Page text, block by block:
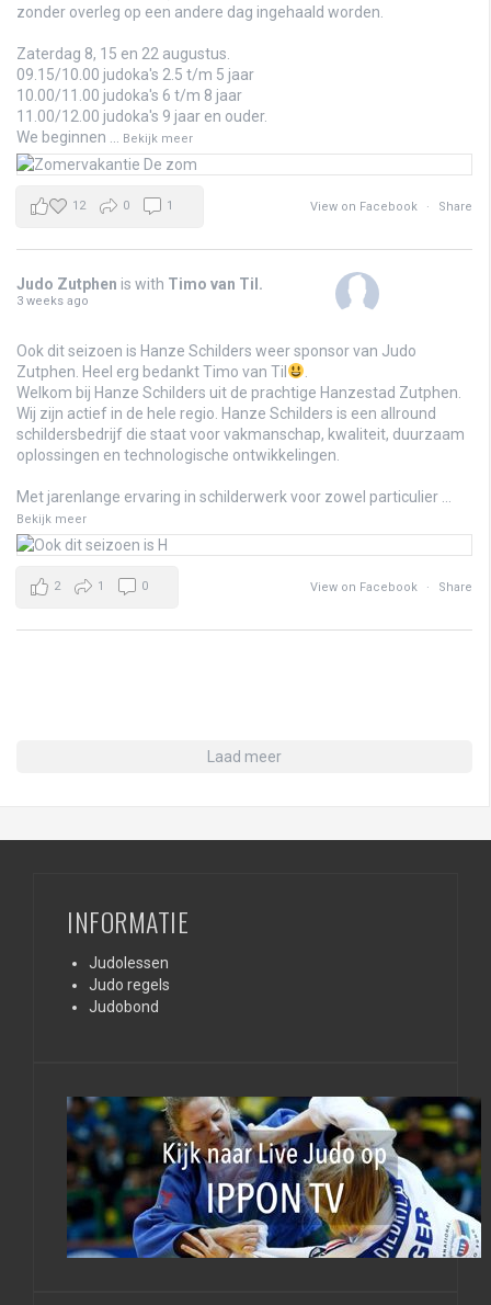
zonder overleg op een andere dag ingehaald worden.
Zaterdag 8, 15 en 22 augustus.
09.15/10.00 judoka's 2.5 t/m 5 jaar
10.00/11.00 judoka's 6 t/m 8 jaar
11.00/12.00 judoka's 9 jaar en ouder.
We beginnen
Bekijk meer
View on Facebook · Share
12 0 1
Judo Zutphen is with Timo van Til.
3 weeks ago
Ook dit seizoen is Hanze Schilders weer sponsor van Judo
Zutphen. Heel erg bedankt Timo van Til
Welkom bij Hanze Schilders uit de prachtige Hanzestad Zutphen.
Wij zijn actief in de hele regio. Hanze Schilders is een allround
schildersbedrijf die staat voor vakmanschap, kwaliteit, duurzaam
oplossingen en technologische ontwikkelingen.
Met jarenlange ervaring in schilderwerk voor zowel particulier
Bekijk meer
View on Facebook · Share
2 1 0
Laad meer
INFORMATIE
Judolessen
Judo regels
Judobond